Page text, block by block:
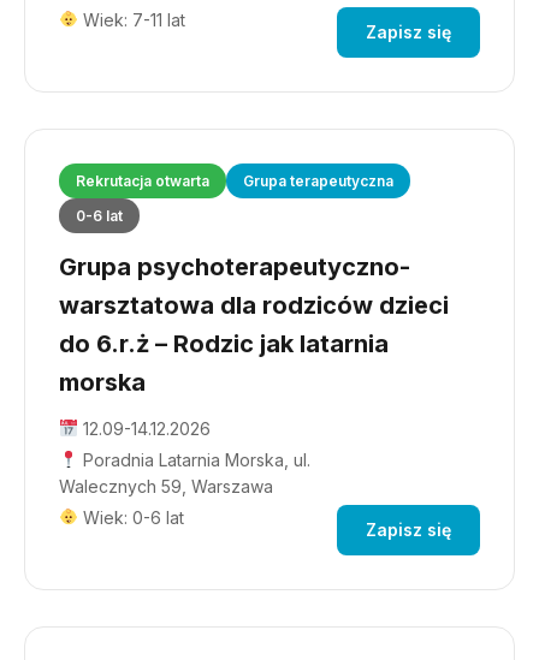
Wiek: 7-11 lat
Zapisz się
Rekrutacja otwarta
Grupa terapeutyczna
0-6 lat
Grupa psychoterapeutyczno-
warsztatowa dla rodziców dzieci
do 6.r.ż – Rodzic jak latarnia
morska
12.09-14.12.2026
Poradnia Latarnia Morska, ul.
Walecznych 59, Warszawa
Wiek: 0-6 lat
Zapisz się